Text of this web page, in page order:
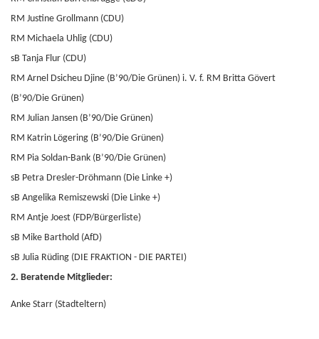
RM Justine Grollmann (CDU)
RM Michaela Uhlig (CDU)
sB Tanja Flur (CDU)
RM Arnel Dsicheu Djine (B’90/Die Grünen) i. V. f. RM Britta Gövert
(B’90/Die Grünen)
RM Julian Jansen (B’90/Die Grünen)
RM Katrin Lögering (B’90/Die Grünen)
RM Pia Soldan-Bank (B’90/Die Grünen)
sB Petra Dresler-Dröhmann (Die Linke +)
sB Angelika Remiszewski (Die Linke +)
RM Antje Joest (FDP/Bürgerliste)
sB Mike Barthold (AfD)
sB Julia Rüding (DIE FRAKTION - DIE PARTEI)
2. Beratende Mitglieder:
Anke Starr (Stadteltern)